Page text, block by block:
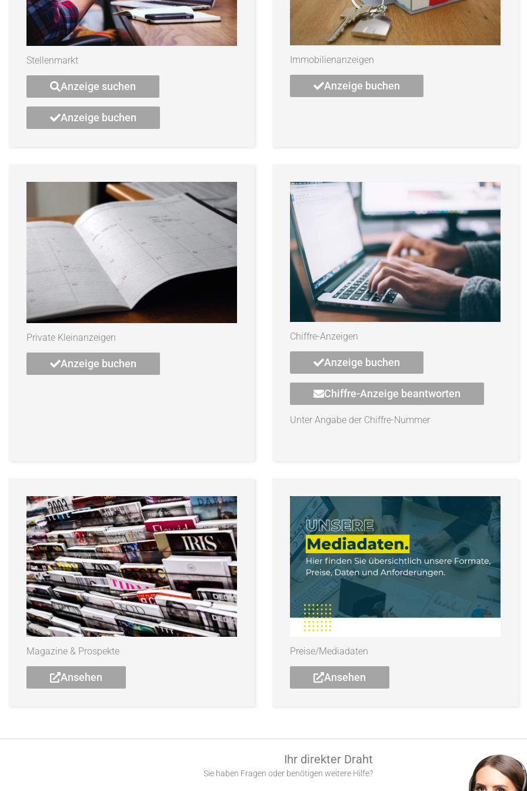
Stellenmarkt
Anzeige suchen
Anzeige buchen
Immobilienanzeigen
Anzeige buchen
Private Kleinanzeigen
Anzeige buchen
Chiffre-Anzeigen
Anzeige buchen
Chiffre-Anzeige beantworten
Unter Angabe der Chiffre-Nummer
Magazine & Prospekte
Ansehen
Preise/Mediadaten
Ansehen
Ihr direkter Draht
Sie haben Fragen oder benötigen weitere Hilfe?